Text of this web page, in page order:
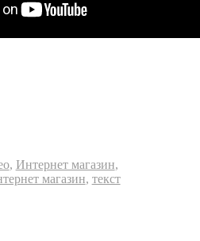
, Интернет магазин,
магазин, текст